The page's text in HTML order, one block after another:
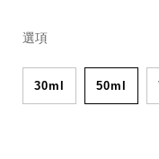
%2F-
編
10122390201TW
選項
30ml 50ml